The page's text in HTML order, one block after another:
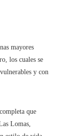
mayores
los cuales se
y con
que
Lomas,